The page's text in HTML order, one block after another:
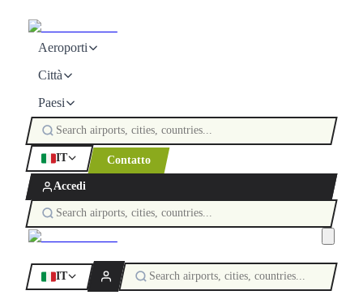
Aeroporti
Città
Paesi
IT Contatto
Accedi
IT